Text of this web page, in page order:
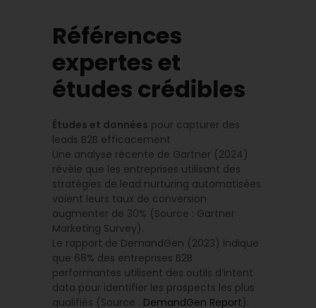
Références
expertes et
études crédibles
Études et données pour capturer des
leads B2B efficacement
Une analyse récente de Gartner (2024)
révèle que les entreprises utilisant des
stratégies de lead nurturing automatisées
voient leurs taux de conversion
augmenter de 30% (Source : Gartner
Marketing Survey).
Le rapport de DemandGen (2023) indique
que 68% des entreprises B2B
performantes utilisent des outils d’intent
data pour identifier les prospects les plus
qualifiés (Source : DemandGen Report).